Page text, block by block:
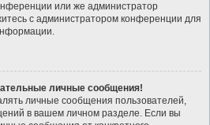
или же администратор
с администратором конференции для
личные сообщения!
личные сообщения пользователей,
в вашем личном разделе. Если вы